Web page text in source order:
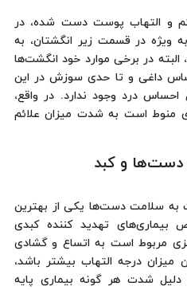
و التهاب پوست دست شده، در
ویژه در قسمت زیر انگشتان، به
در برخی موارد خود انگشت‌ها
داغی و تا حدی سوزش در این
درد وجود ندارد. در واقع،
منوط است به شدت میزان علائم
و کبد
به سلامت دست‌ها یکی از بهترین
تهدید کننده کبدی
مربوط است به اتساع و گشادی
درجه التهاب بیشتر باشد،
شدت هر گونه بیماری پایه